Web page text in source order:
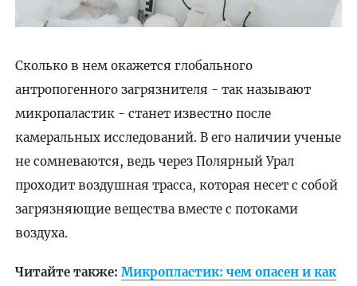
Сколько в нем окажется глобального
антропогенного загрязнителя - так называют
микропаластик - станет известно после
камеральных исследований. В его наличии ученые
не сомневаются, ведь через Полярный Урал
проходит воздушная трасса, которая несет с собой
загрязняющие вещества вместе с потоками
воздуха.
Читайте также: Микропластик: чем опасен и как